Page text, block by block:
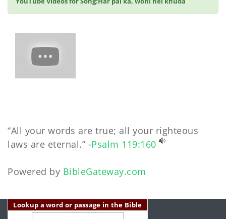
“All your words are true; all your righteous
laws are eternal.” -Psalm 119:160
Powered by BibleGateway.com
Lookup a word or passage in the Bible